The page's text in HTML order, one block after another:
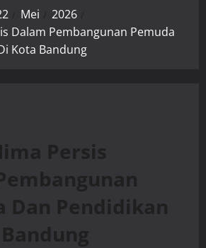
Mei
2026
Dalam Pembangunan Pemuda
Kota Bandung
Persis
Dan Pendidikan